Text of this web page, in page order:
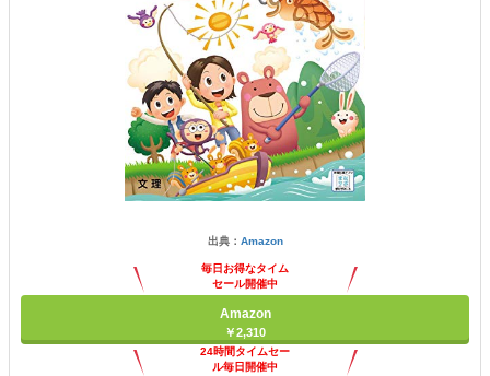
出典： Amazon
毎日お得なタイム
セール開催中
Amazon
￥2,310
24時間タイムセー
ル毎日開催中